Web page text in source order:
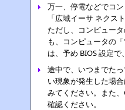
万一、停電などでコ
「広域イーサ ネクス
ただし、コンピュー
も、コンピュータの
は、予め BIOS 設定
途中で、いつまでた
い現象が発生した場
みてください。また
確認ください。